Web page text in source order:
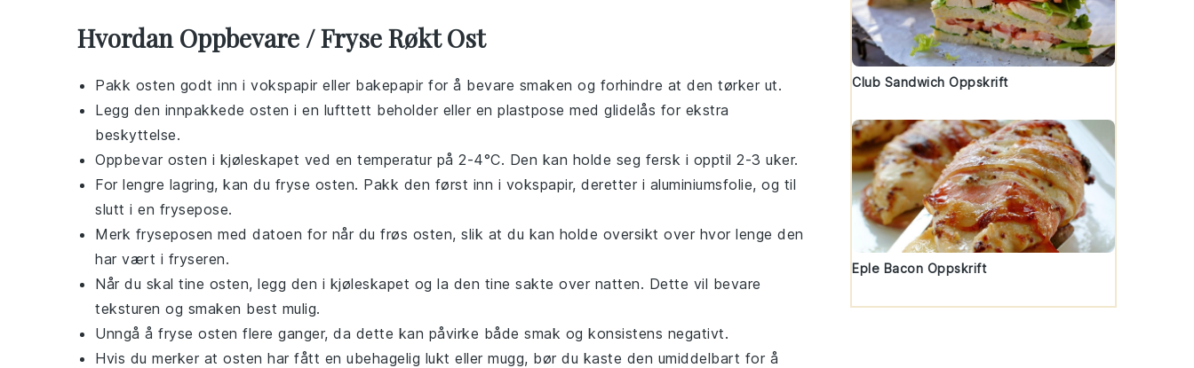
Hvordan Oppbevare / Fryse Røkt Ost
Pakk osten godt inn i vokspapir eller bakepapir for å bevare smaken og forhindre at den tørker ut.
Legg den innpakkede osten i en lufttett beholder eller en plastpose med glidelås for ekstra
beskyttelse.
Oppbevar osten i kjøleskapet ved en temperatur på 2-4°C. Den kan holde seg fersk i opptil 2-3 uker.
For lengre lagring, kan du fryse osten. Pakk den først inn i vokspapir, deretter i aluminiumsfolie, og til
slutt i en frysepose.
Merk fryseposen med datoen for når du frøs osten, slik at du kan holde oversikt over hvor lenge den
har vært i fryseren.
Når du skal tine osten, legg den i kjøleskapet og la den tine sakte over natten. Dette vil bevare
teksturen og smaken best mulig.
Unngå å fryse osten flere ganger, da dette kan påvirke både smak og konsistens negativt.
Hvis du merker at osten har fått en ubehagelig lukt eller mugg, bør du kaste den umiddelbart for å
Club Sandwich Oppskrift
Eple Bacon Oppskrift